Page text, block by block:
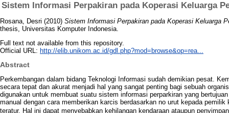
Sistem Informasi Perpakiran pada Koperasi Keluarga
Rosana, Desri (2010) Sistem Informasi Perpakiran pada Koperasi Keluarga
thesis, Universitas Komputer Indonesia.
Full text not available from this repository.
Official URL: http://elib.unikom.ac.id/gdl.php?mod=browse&op=rea...
Abstract
Perkembangan dalam bidang Teknologi Informasi sudah demikian pesat.
secara tepat dan akurat menjadi hal yang sangat penting bagi sebuah
digunakan untuk membuat suatu sistem informasi perparkiran yang
manual dengan cara memberikan karcis berdasarkan no urut kepada
teratur. Hal ini dapat menyebabkan kehilangan kendaraan ataupun